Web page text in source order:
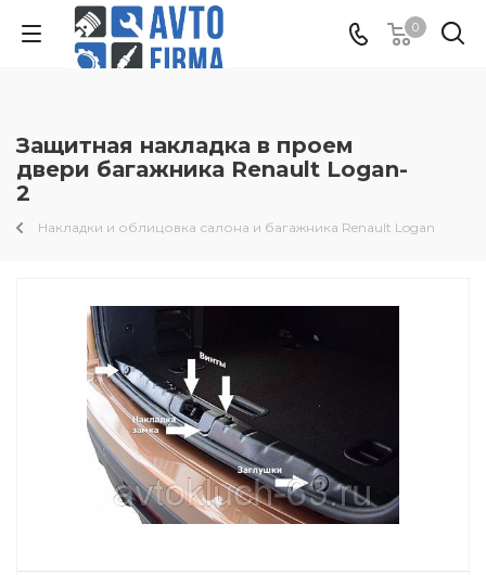
0
Защитная накладка в проем
двери багажника Renault Logan-
2
Накладки и облицовка салона и багажника Renault Logan